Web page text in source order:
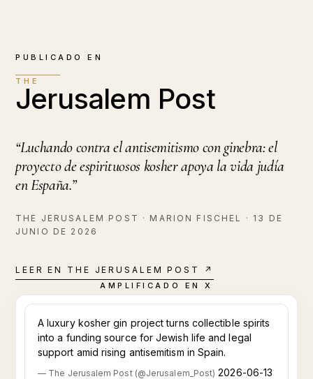
PUBLICADO EN
THE
Jerusalem Post
“Luchando contra el antisemitismo con ginebra: el
proyecto de espirituosos kosher apoya la vida judía
en España.”
THE JERUSALEM POST · MARION FISCHEL · 13 DE
JUNIO DE 2026
LEER EN THE JERUSALEM POST ↗
AMPLIFICADO EN X
A luxury kosher gin project turns collectible spirits
into a funding source for Jewish life and legal
support amid rising antisemitism in Spain.
— The Jerusalem Post(@Jerusalem_Post) 2026-06-13